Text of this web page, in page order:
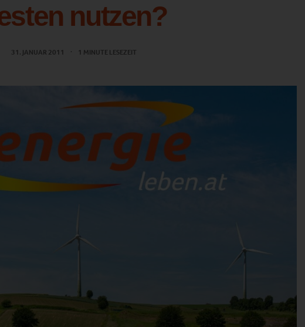
nutzen?
31. JANUAR 2011 1 MINUTE LESEZEIT